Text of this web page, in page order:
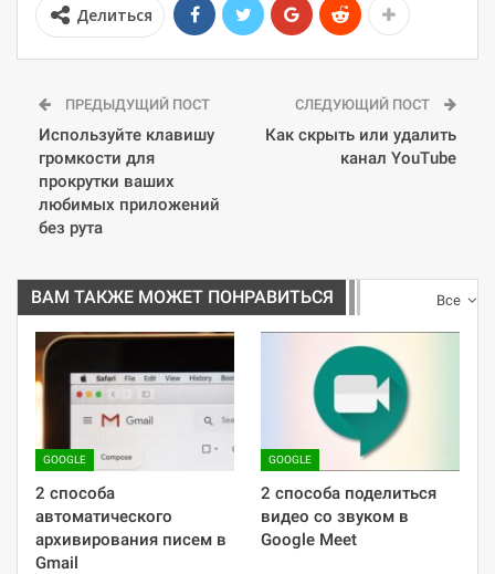
Делиться
ПРЕДЫДУЩИЙ ПОСТ
Используйте клавишу
громкости для
прокрутки ваших
любимых приложений
без рута
СЛЕДУЮЩИЙ ПОСТ
Как скрыть или удалить
канал YouTube
Все
ВАМ ТАКЖЕ МОЖЕТ ПОНРАВИТЬСЯ
GOOGLE
2 способа
автоматического
архивирования писем в
Gmail
GOOGLE
2 способа поделиться
видео со звуком в
Google Meet